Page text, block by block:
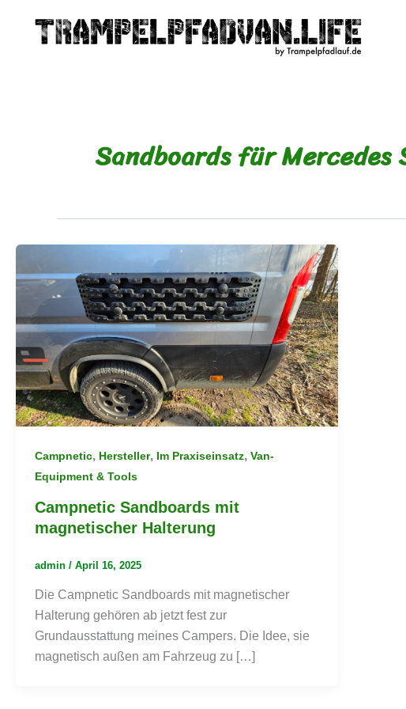
Sandboards für
Campnetic, Hersteller, Im Praxiseinsatz, Van-
Equipment & Tools
Campnetic Sandboards mit
magnetischer Halterung
admin / April 16, 2025
Die Campnetic Sandboards mit magnetischer
Halterung gehören ab jetzt fest zur
Grundausstattung meines Campers. Die Idee, sie
magnetisch außen am Fahrzeug zu […]